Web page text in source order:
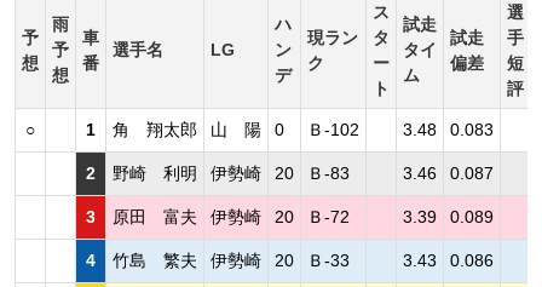
予
想
雨
予
想
車
番
選手名 LG
ハ
ン
デ
現ラン
ク
ス
タ
ー
ト
試走
タイ
ム
試走
偏差
選
手
短
評
○ 1 角 翔太郎 山 陽 0 Ｂ-102 3.48 0.083
2 野崎 利明 伊勢崎 20 Ｂ-83 3.46 0.087
3 原田 富夫 伊勢崎 20 Ｂ-72 3.39 0.089
4 竹島 繁夫 伊勢崎 20 Ｂ-33 3.43 0.086